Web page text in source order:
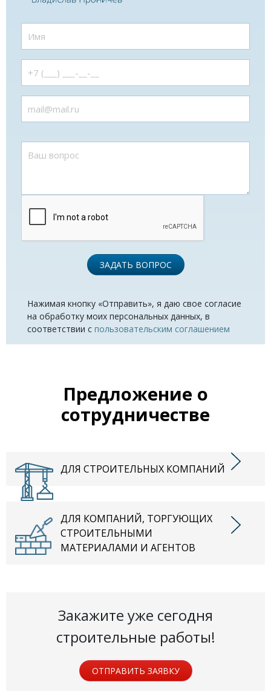
ЗАДАТЬ ВОПРОС
Нажимая кнопку «Отправить», я даю свое согласие
на обработку моих персональных данных, в
соответствии с пользовательским соглашением
Предложение о
сотрудничестве
ДЛЯ СТРОИТЕЛЬНЫХ КОМПАНИЙ
ДЛЯ КОМПАНИЙ, ТОРГУЮЩИХ
СТРОИТЕЛЬНЫМИ
МАТЕРИАЛАМИ И АГЕНТОВ
Закажите уже сегодня
строительные работы!
ОТПРАВИТЬ ЗАЯВКУ